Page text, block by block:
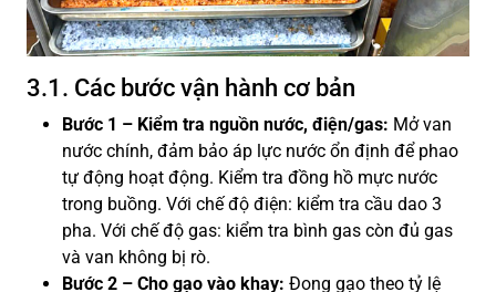
3.1. Các bước vận hành cơ bản
Bước 1 – Kiểm tra nguồn nước, điện/gas: Mở van
nước chính, đảm bảo áp lực nước ổn định để phao
tự động hoạt động. Kiểm tra đồng hồ mực nước
trong buồng. Với chế độ điện: kiểm tra cầu dao 3
pha. Với chế độ gas: kiểm tra bình gas còn đủ gas
và van không bị rò.
Bước 2 – Cho gạo vào khay: Đong gạo theo tỷ lệ